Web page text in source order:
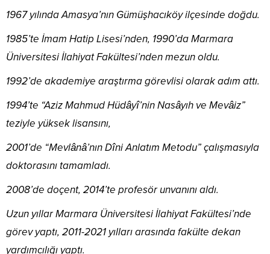
1967 yılında Amasya’nın Gümüşhacıköy ilçesinde doğdu.
1985’te İmam Hatip Lisesi’nden, 1990’da Marmara
Üniversitesi İlahiyat Fakültesi’nden mezun oldu.
1992’de akademiye araştırma görevlisi olarak adım attı.
1994’te “Aziz Mahmud Hüdâyî’nin Nasâyıh ve Mevâiz”
teziyle yüksek lisansını,
2001’de “Mevlânâ’nın Dîni Anlatım Metodu” çalışmasıyla
doktorasını tamamladı.
2008’de doçent, 2014’te profesör unvanını aldı.
Uzun yıllar Marmara Üniversitesi İlahiyat Fakültesi’nde
görev yaptı, 2011-2021 yılları arasında fakülte dekan
yardımcılığı yaptı.